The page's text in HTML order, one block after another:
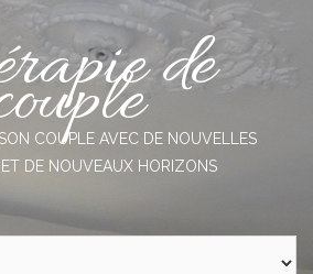
de
COUPLE AVEC DE NOUVELLES
DE NOUVEAUX HORIZONS